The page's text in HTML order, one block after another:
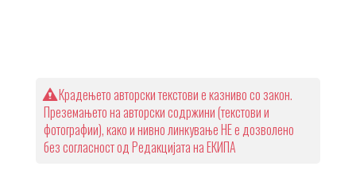
Крадењето авторски текстови е казниво со закон.
Преземањето на авторски содржини (текстови и
фотографии), како и нивно линкување НЕ е дозволено
без согласност од Редакцијата на ЕКИПА